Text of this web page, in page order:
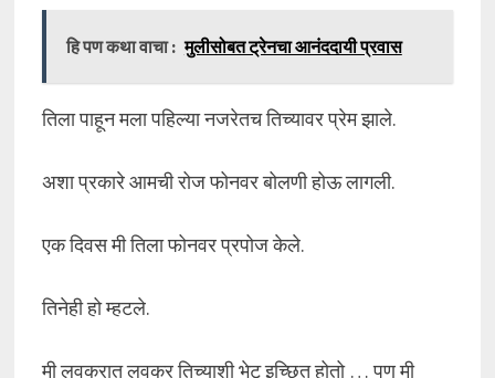
हि पण कथा वाचा : मुलीसोबत ट्रेनचा आनंददायी प्रवास
तिला पाहून मला पहिल्या नजरेतच तिच्यावर प्रेम झाले.
अशा प्रकारे आमची रोज फोनवर बोलणी होऊ लागली.
एक दिवस मी तिला फोनवर प्रपोज केले.
तिनेही हो म्हटले.
मी लवकरात लवकर तिच्याशी भेटू इच्छित होतो … पण मी